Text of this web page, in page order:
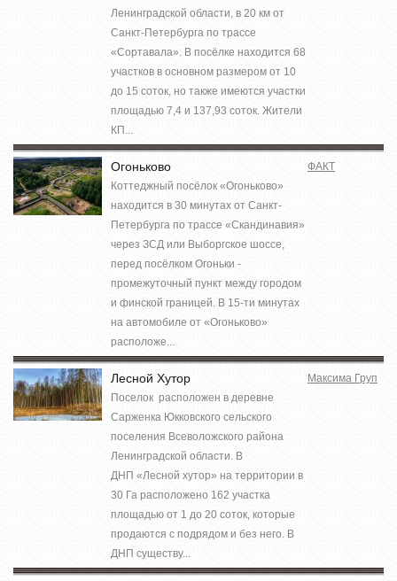
Ленинградской области, в 20 км от
Санкт-Петербурга по трассе
«Сортавала». В посёлке находится 68
участков в основном размером от 10
до 15 соток, но также имеются участки
площадью 7,4 и 137,93 соток. Жители
КП...
Огоньково
Коттеджный посёлок «Огоньково»
находится в 30 минутах от Санкт-
Петербурга по трассе «Скандинавия»
через ЗСД или Выборгское шоссе,
перед посёлком Огоньки -
промежуточный пункт между городом
и финской границей. В 15-ти минутах
на автомобиле от «Огоньково»
расположе...
ФАКТ
Лесной Хутор
Поселок расположен в деревне
Сарженка Юкковского сельского
поселения Всеволожского района
Ленинградской области. В
ДНП «Лесной хутор» на территории в
30 Га расположено 162 участка
площадью от 1 до 20 соток, которые
продаются с подрядом и без него. В
ДНП существу...
Максима Груп